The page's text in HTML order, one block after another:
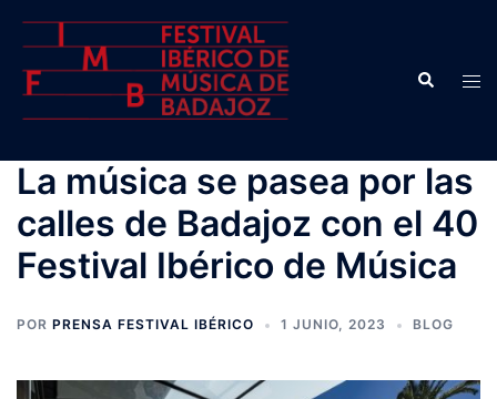
contenido
Buscar
La música se pasea por las
calles de Badajoz con el 40
Festival Ibérico de Música
POR PRENSA FESTIVAL IBÉRICO 1 JUNIO, 2023 BLOG